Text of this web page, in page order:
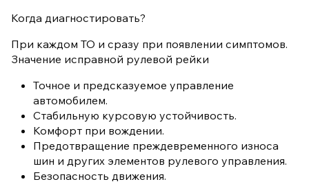
Когда диагностировать?
При каждом ТО и сразу при появлении симптомов.
Значение исправной рулевой рейки
Точное и предсказуемое управление
автомобилем.
Стабильную курсовую устойчивость.
Комфорт при вождении.
Предотвращение преждевременного износа
шин и других элементов рулевого управления.
Безопасность движения.